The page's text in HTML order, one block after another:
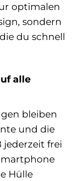
optimalen
sondern
du schnell
alle
bleiben
und die
jederzeit frei
Hülle